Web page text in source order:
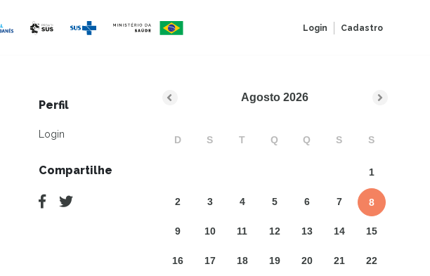
Login Cadastro
Perfil
Login
Compartilhe
Agosto 2026
D S T Q Q S S
1
2 3 4 5 6 7 8
9 10 11 12 13 14 15
16 17 18 19 20 21 22